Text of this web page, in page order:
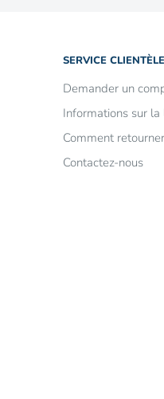
SERVICE CLIENTÈLE
Demander un
Informations sur la
Comment
Contactez-nous